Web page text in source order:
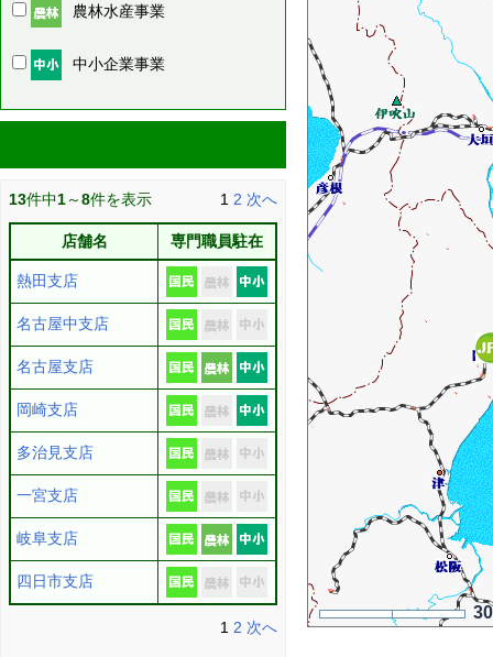
農林水産事業
中小企業事業
13件中1～8件を表示 1 2 次へ
店舗名 専門職員駐在
熱田支店
名古屋中支店
名古屋支店
岡崎支店
多治見支店
一宮支店
岐阜支店
四日市支店
1 2 次へ